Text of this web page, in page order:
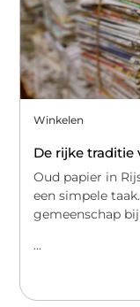
Winkelen
De rijke traditie
Oud papier in
een simpele
gemeenschap
...